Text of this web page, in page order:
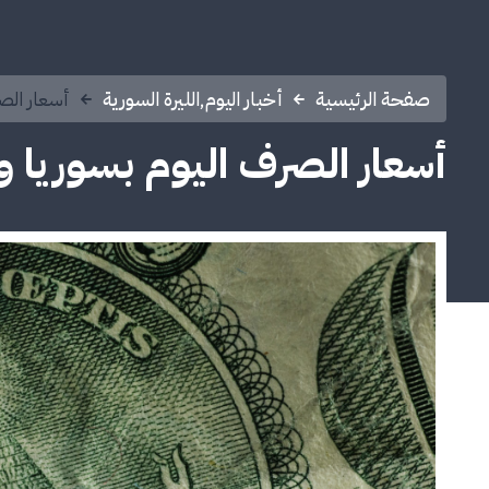
صفحة الرئيسية أخبار اليوم,الليرة السورية أسعار
أسعار الصرف اليوم